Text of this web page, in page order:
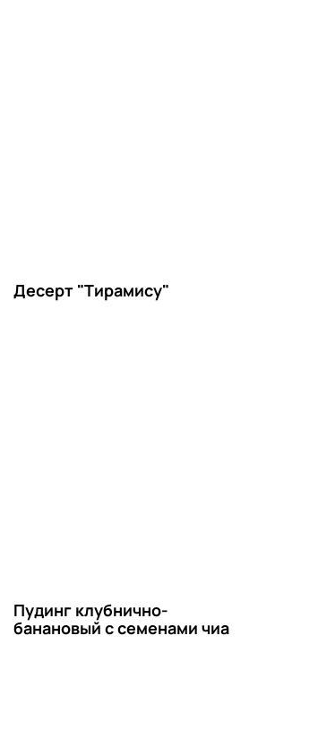
Десерт "Тирамису"
Пудинг клубнично-
банановый с семенами чиа